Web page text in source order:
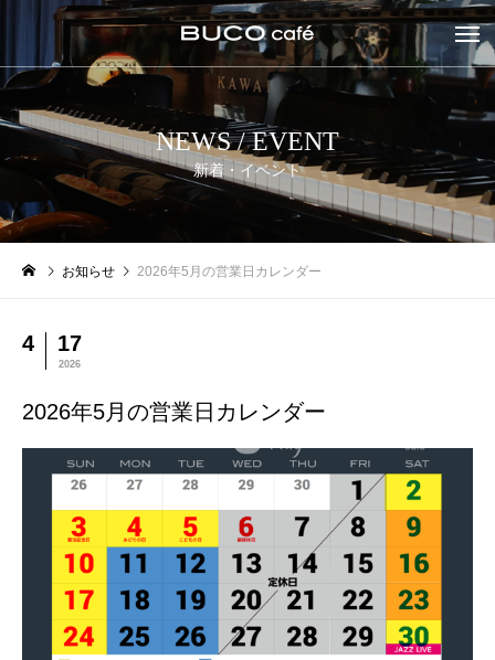
NEWS / EVENT
新着・イベント
お知らせ 2026年5月の営業日カレンダー
4 17
2026
2026年5月の営業日カレンダー